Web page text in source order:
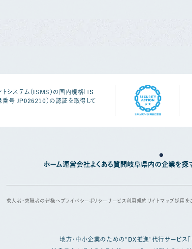
システム（ISMS）の国内規格「IS
号 JP026210）の認証を取得して
ホーム運営会社よくある質問 岐阜県内の企業を探
求人者・求職者の皆様へ プライバシーポリシー サービス利用規約 サイトマップ採用を
地方・中小企業のための"DX推進"代行サービス「